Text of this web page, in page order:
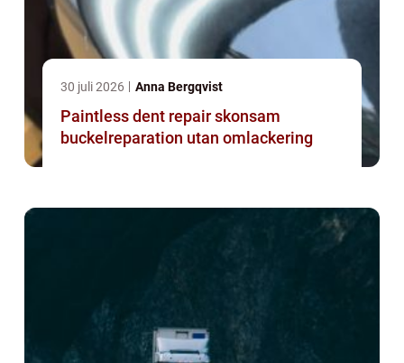
30 juli 2026 Anna Bergqvist
Paintless dent repair skonsam
buckelreparation utan omlackering